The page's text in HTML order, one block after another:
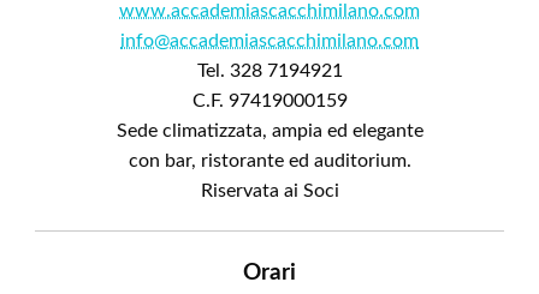
www.accademiascacchimilano.com
info@accademiascacchimilano.com
Tel. 328 7194921
C.F. 97419000159
Sede climatizzata, ampia ed elegante
con bar, ristorante ed auditorium.
Riservata ai Soci
Orari